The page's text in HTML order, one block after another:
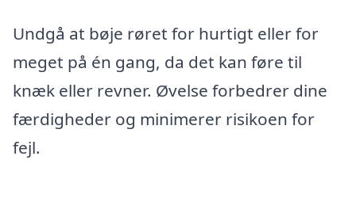
Undgå at bøje røret for hurtigt eller for
meget på én gang, da det kan føre til
knæk eller revner. Øvelse forbedrer dine
færdigheder og minimerer risikoen for
fejl.